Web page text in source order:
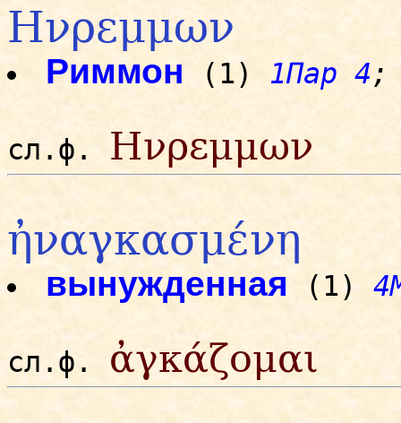
Ηνρεμμων
Риммон (1) 1Пар 4;
сл.ф. Ηνρεμμων
ἠναγκασμένη
вынужденная (1)
сл.ф. ἀγκάζομαι